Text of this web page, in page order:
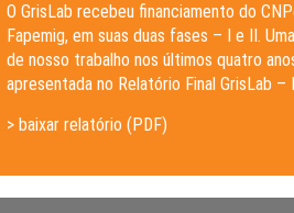
O GrisLab recebeu financiamento do
Fapemig, em suas duas fases – I e II.
de nosso trabalho nos últimos quatro
apresentada no Relatório Final GrisLab –
> baixar relatório (PDF)